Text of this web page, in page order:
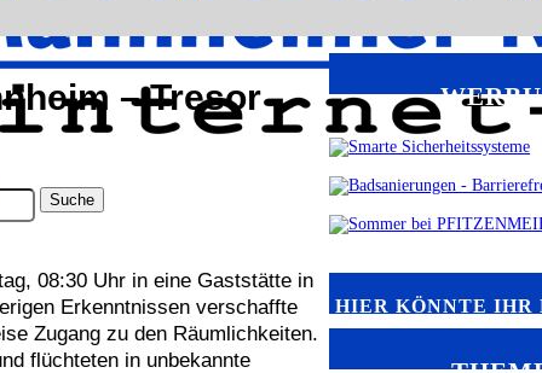
– Tresor
08:30 Uhr in eine Gaststätte in
Erkenntnissen verschaffte
Zugang zu den Räumlichkeiten.
flüchteten in unbekannte
HIER KÖNNTE IHR